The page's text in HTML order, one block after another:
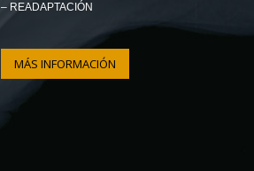
– READAPTACIÓN
MÁS INFORMACIÓN